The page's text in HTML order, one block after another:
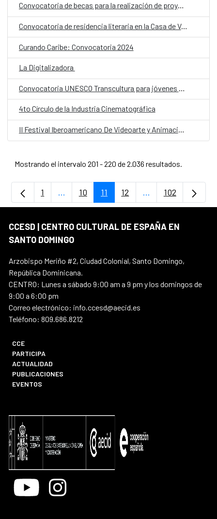
Convocatoria de becas para la realización de proyectos artísticos con cesión de Estudios en Bilbao Arte
Convocatoria de residencia literaria en la Casa de Velázquez para escritores latinoamericanos
Curando Caribe: Convocatoria 2024
La Digitalizadora
Convocatoria UNESCO Transcultura para jóvenes diseñadores de joyería y ceramistas del Caribe
4to Círculo de la Industria Cinematográfica
II Festival Iberoamericano De Videoarte y Animación “Cero Violencia Contra Las Mujeres”
Mostrando el intervalo 201 - 220 de 2.036 resultados.
Página
1 ...Páginas intermedias Use TAB para
Página
10 Página
11 Página
12 ...PáginasPágina
102
CCESD | CENTRO CULTURAL DE ESPAÑA EN
SANTO DOMINGO
Arzobispo Meriño #2, Ciudad Colonial, Santo Domingo,
República Dominicana.
CENTRO: Lunes a sábado 9:00 am a 9 pm y los domingos de
9:00 a 6:00 pm
Correo electrónico: info.ccesd@aecid.es
Teléfono: 809.686.8212
CCE
PARTICIPA
ACTUALIDAD
PUBLICACIONES
EVENTOS
Youtube Instagram